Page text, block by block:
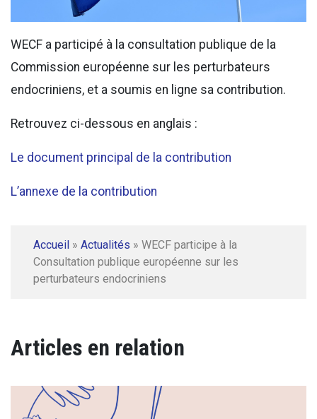
WECF a participé à la consultation publique de la
Commission européenne sur les perturbateurs
endocriniens, et a soumis en ligne sa contribution.
Retrouvez ci-dessous en anglais :
Le document principal de la contribution
L’annexe de la contribution
Accueil » Actualités » WECF participe à la
Consultation publique européenne sur les
perturbateurs endocriniens
Articles en relation